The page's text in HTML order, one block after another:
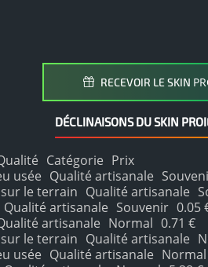
RECEVOIR LE SKIN
DÉCLINAISONS DU SKIN
Catégorie Prix
usée Qualité artisanale
le terrain Qualité artisanale
Qualité artisanale Souvenir 0.05
artisanale Normal 0.71 €
le terrain Qualité artisanale
usée Qualité artisanale Normal